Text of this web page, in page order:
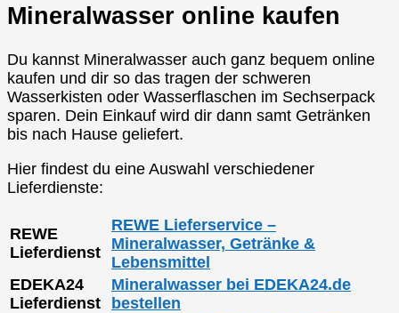
Mineralwasser online kaufen
Du kannst Mineralwasser auch ganz bequem online
kaufen und dir so das tragen der schweren
Wasserkisten oder Wasserflaschen im Sechserpack
sparen. Dein Einkauf wird dir dann samt Getränken
bis nach Hause geliefert.
Hier findest du eine Auswahl verschiedener
Lieferdienste:
REWE
Lieferdienst
REWE Lieferservice –
Mineralwasser, Getränke &
Lebensmittel
EDEKA24
Lieferdienst
Mineralwasser bei EDEKA24.de
bestellen